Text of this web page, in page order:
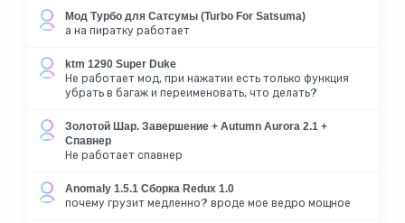
Мод Турбо для Сатсумы (Turbo For Satsuma)
а на пиратку работает
ktm 1290 Super Duke
Не работает мод, при нажатии есть только функция
убрать в багаж и переименовать, что делать?
Золотой Шар. Завершение + Autumn Aurora 2.1 +
Спавнер
Не работает спавнер
Anomaly 1.5.1 Сборка Redux 1.0
почему грузит медленно? вроде мое ведро мощное